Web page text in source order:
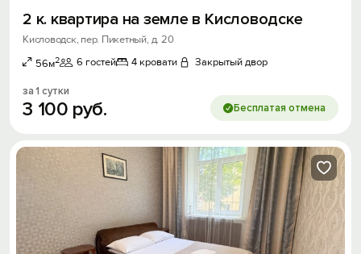
2 к. квартира на земле в Кисловодске
Кисловодск, пер. Пикетный, д. 20
56м2 6 гостей 4 кровати Закрытый двор
за 1 сутки
3 100 руб. Бесплатая отмена